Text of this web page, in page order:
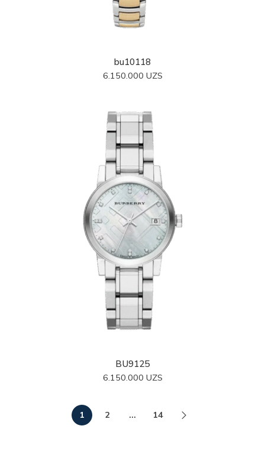
bu10118
6.150.000 UZS
BU9125
6.150.000 UZS
1 2 … 14